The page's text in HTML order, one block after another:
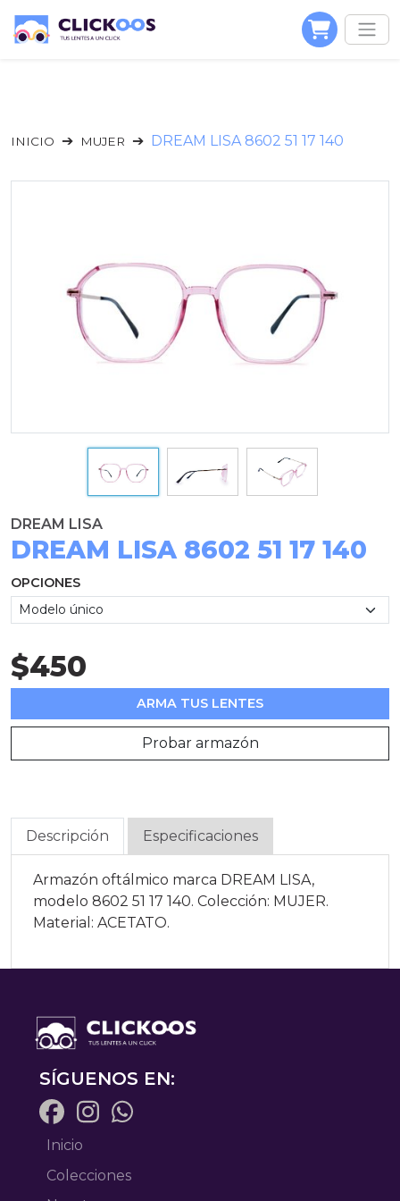
INICIO MUJER DREAM LISA 8602 51 17 140
DREAM LISA
DREAM LISA 8602 51 17 140
OPCIONES
$450
ARMA TUS LENTES
Probar armazón
Descripción Especificaciones
Armazón oftálmico marca DREAM LISA,
modelo 8602 51 17 140. Colección: MUJER.
Material: ACETATO.
SÍGUENOS EN:
Inicio
Colecciones